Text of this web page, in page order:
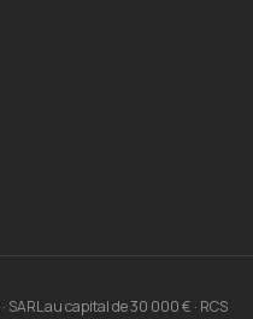
SARL au capital de 30 000 € · RCS